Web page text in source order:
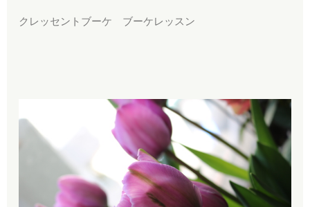
クレッセントブーケ ブーケレッスン